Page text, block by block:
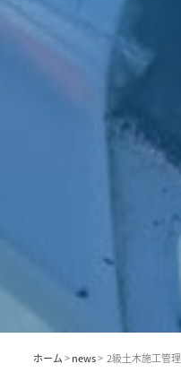
ホーム>news> 2級土木施工管